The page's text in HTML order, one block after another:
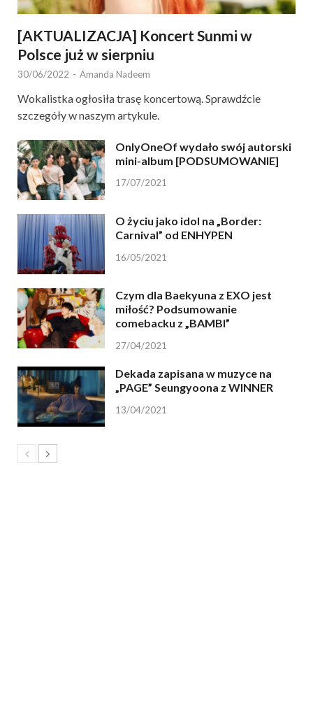
[AKTUALIZACJA] Koncert Sunmi w
Polsce już w sierpniu
30/06/2022 - Amanda Nadeem
Wokalistka ogłosiła trasę koncertową. Sprawdźcie
szczegóły w naszym artykule.
OnlyOneOf wydało swój autorski
mini-album [PODSUMOWANIE]
17/07/2021
O życiu jako idol na „Border:
Carnival” od ENHYPEN
16/05/2021
Czym dla Baekyuna z EXO jest
miłość? Podsumowanie
comebacku z „BAMBI”
27/04/2021
Dekada zapisana w muzyce na
„PAGE” Seungyoona z WINNER
13/04/2021